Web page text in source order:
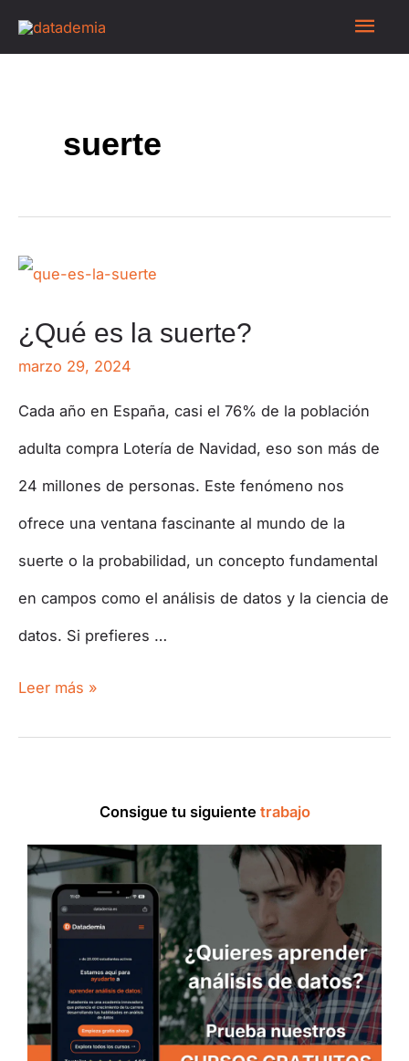
suerte
¿Qué es la suerte?
marzo 29, 2024
Cada año en España, casi el 76% de la población
adulta compra Lotería de Navidad, eso son más de
24 millones de personas. Este fenómeno nos
ofrece una ventana fascinante al mundo de la
suerte o la probabilidad, un concepto fundamental
en campos como el análisis de datos y la ciencia de
datos. Si prefieres …
Leer más »
Consigue tu siguiente trabajo